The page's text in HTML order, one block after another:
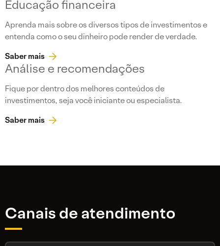
Educação financeira
Aprenda mais sobre os diversos tipos de investimentos e
entenda como o seu dinheiro pode render de verdade.
Saber mais
Análise e recomendações
Fique por dentro dos melhores conteúdos de
investimentos, seja você iniciante ou especialista.
Saber mais
Canais de atendimento